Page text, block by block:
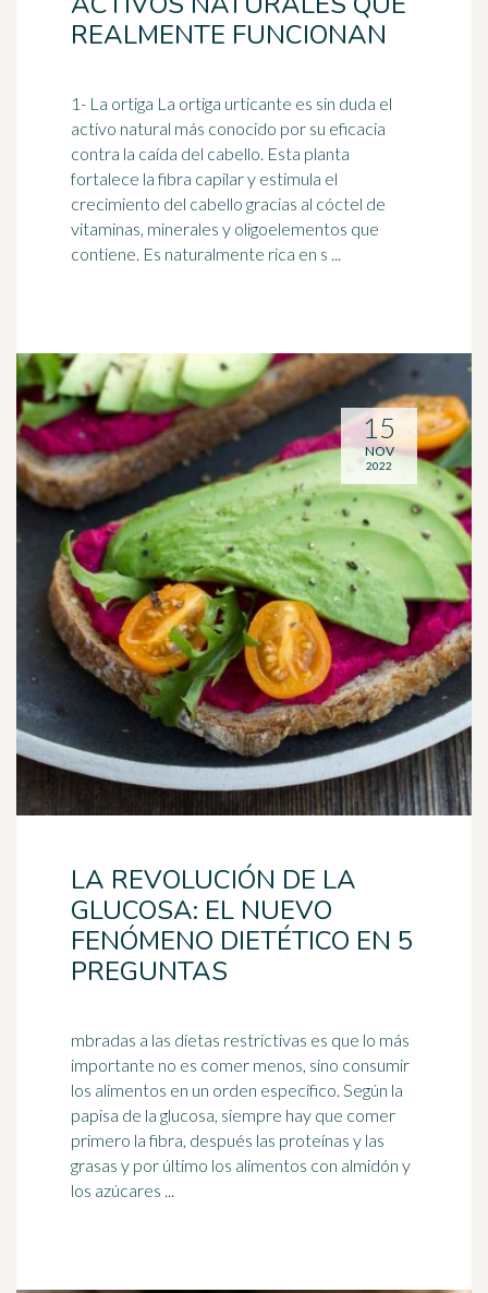
REALMENTE FUNCIONAN
1- La ortiga La ortiga urticante es sin duda el
activo natural más conocido por su eficacia
contra la caída del cabello. Esta planta
fortalece lafibra capilar y estimula el
crecimiento del cabello gracias al cóctel de
vitaminas, minerales y oligoelementos que
contiene. Es naturalmente rica en s ...
LA REVOLUCIÓN DE LA
GLUCOSA: EL NUEVO
FENÓMENO DIETÉTICO EN 5
PREGUNTAS
mbradas a las dietas restrictivas es que lo más
importante no es comer menos, sino consumir
los alimentos en un orden específico. Según la
papisa de la glucosa, siempre hay que comer
primero lafibra, después las proteínas y las
grasas y por último los alimentos con almidón y
los azúcares ...
15
NOV
2022